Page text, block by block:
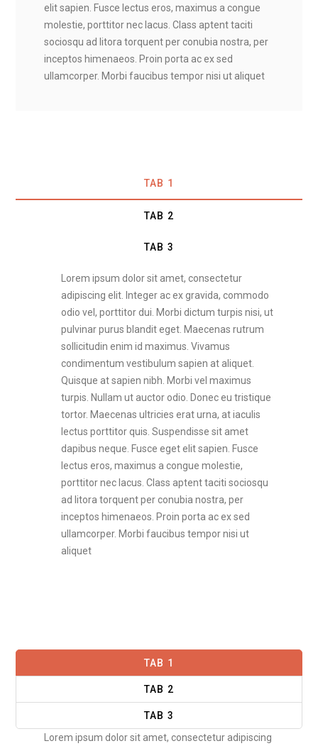
elit sapien. Fusce lectus eros, maximus a congue
molestie, porttitor nec lacus. Class aptent taciti
sociosqu ad litora torquent per conubia nostra, per
inceptos himenaeos. Proin porta ac ex sed
ullamcorper. Morbi faucibus tempor nisi ut aliquet
TAB 1
TAB 2
TAB 3
Lorem ipsum dolor sit amet, consectetur
adipiscing elit. Integer ac ex gravida, commodo
odio vel, porttitor dui. Morbi dictum turpis nisi, ut
pulvinar purus blandit eget. Maecenas rutrum
sollicitudin enim id maximus. Vivamus
condimentum vestibulum sapien at aliquet.
Quisque at sapien nibh. Morbi vel maximus
turpis. Nullam ut auctor odio. Donec eu tristique
tortor. Maecenas ultricies erat urna, at iaculis
lectus porttitor quis. Suspendisse sit amet
dapibus neque. Fusce eget elit sapien. Fusce
lectus eros, maximus a congue molestie,
porttitor nec lacus. Class aptent taciti sociosqu
ad litora torquent per conubia nostra, per
inceptos himenaeos. Proin porta ac ex sed
ullamcorper. Morbi faucibus tempor nisi ut
aliquet
TAB 1
TAB 2
TAB 3
Lorem ipsum dolor sit amet, consectetur adipiscing